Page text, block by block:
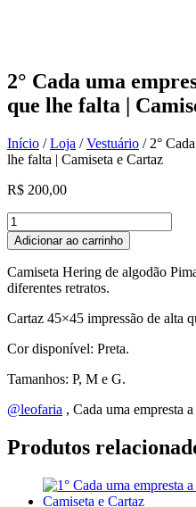
2° Cada uma
que lhe falta |
Início /Loja /Vestuário / 2°
lhe falta | Camiseta e Cartaz
R$ 200,00
2°
Cada
uma
empresta
a
a
que
falta
Camiseta
Cartaz
Adicionar ao carrinho
Camiseta Hering de algodão
diferentes retratos.
Cartaz 45×45 impressão de alta
Cor disponível: Preta.
Tamanhos: P, M e G.
@leofaria , Cada uma empresta
Produtos